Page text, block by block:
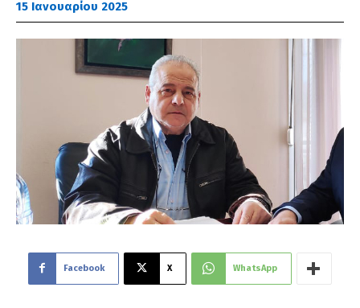
15 Ιανουαρίου 2025
Facebook X WhatsApp